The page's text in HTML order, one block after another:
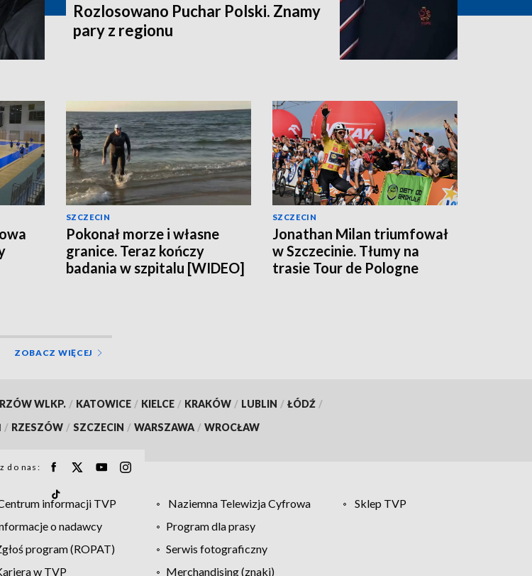
Rozlosowano Puchar Polski. Znamy
pary z regionu
SZCZECIN
Pokonał morze i własne
granice. Teraz kończy
badania w szpitalu [WIDEO]
SZCZECIN
Jonathan Milan triumfował
w Szczecinie. Tłumy na
trasie Tour de Pologne
ZOBACZ WIĘCEJ
WLKP. / KATOWICE / KIELCE / KRAKÓW / LUBLIN / ŁÓDŹ /
/ RZESZÓW / SZCZECIN / WARSZAWA / WROCŁAW
do nas:
informacji TVP Naziemna Telewizja Cyfrowa
Sklep TVP
o nadawcy
Program dla prasy
program (ROPAT)
Serwis fotograficzny
w TVP Merchandising (znaki)